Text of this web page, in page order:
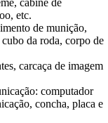
etc.
de munição,
da roda, corpo de
carcaça de imagem
computador
concha, placa e